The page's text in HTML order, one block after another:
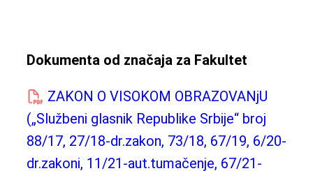
Dokumenta od značaja za Fakultet
ZAKON O VISOKOM OBRAZOVANjU
(„Službeni glasnik Republike Srbije“ broj
88/17, 27/18-dr.zakon, 73/18, 67/19, 6/20-
dr.zakoni, 11/21-aut.tumačenje, 67/21-